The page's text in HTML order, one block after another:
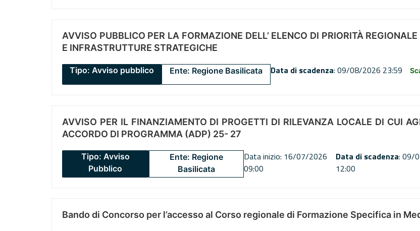
AVVISO PUBBLICO PER LA FORMAZIONE DELL’ ELENCO DI PRIORITÀ
E INFRASTRUTTURE STRATEGICHE
Tipo: Avviso pubblico Ente: Regione Basilicata Data di scadenza: 09/08/2026 23:59
AVVISO PER IL FINANZIAMENTO DI PROGETTI DI RILEVANZA LOCALE DI CUI
ACCORDO DI PROGRAMMA (ADP) 25- 27
Tipo: Avviso
Pubblico
Ente: Regione
Basilicata
Data inizio: 16/07/2026
09:00
Data di scadenza: 09/
12:00
Bando di Concorso per l’accesso al Corso regionale di Formazione Specifica in